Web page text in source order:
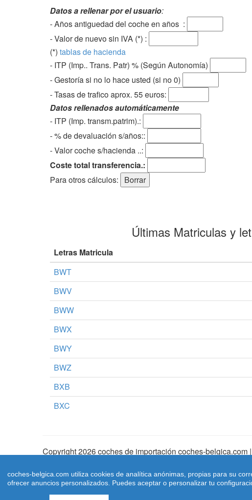
Datos a rellenar por el usuario:
- Años antiguedad del coche en años :
- Valor de nuevo sin IVA (*) :
(*) tablas de hacienda
- ITP (Imp.. Trans. Patr) % (Según Autonomía)
- Gestoría si no lo hace usted (si no 0)
-Tasas de trafico aprox. 55 euros:
Datos rellenados automáticamente
- ITP (Imp. transm.patrim).:
- % de devaluación s/años::
- Valor coche s/hacienda ..:
Coste total transferencia.:
Para otros cálculos:
Últimas Matriculas y
Letras Matricula
BWT
BWV
BWW
BWX
BWY
BWZ
BXB
BXC
Copyright 2026 coches de importación coches-belgica.com |
coches-belgica.com utiliza cookies de analítica anónimas, propias para su
ofrecer anuncios personalizados. Puedes aceptar o personalizar tu